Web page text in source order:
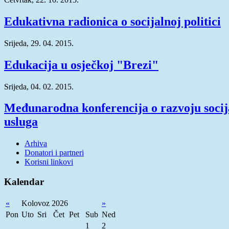
Edukativna radionica o socijalnoj politici
Srijeda, 29. 04. 2015.
Edukacija u osječkoj "Brezi"
Srijeda, 04. 02. 2015.
Međunarodna konferencija o razvoju
usluga
Arhiva
Donatori i partneri
Korisni linkovi
Kalendar
« Kolovoz 2026
»
Pon Uto Sri Čet Pet Sub Ned
1
2